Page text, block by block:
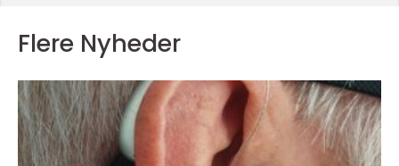
Flere Nyheder